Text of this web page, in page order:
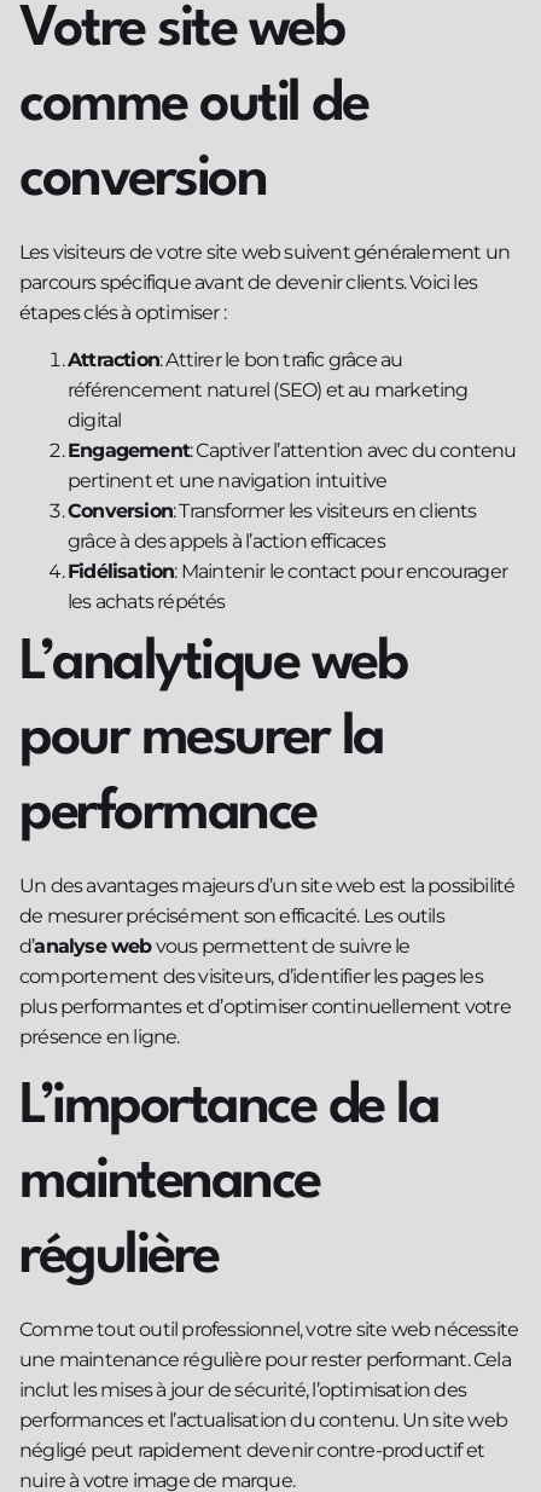
Votre site web
comme outil de
conversion
Les visiteurs de votre site web suivent généralement un
parcours spécifique avant de devenir clients. Voici les
étapes clés à optimiser :
Attraction: Attirer le bon trafic grâce au
référencement naturel (SEO) et au marketing
digital
Engagement: Captiver l’attention avec du contenu
pertinent et une navigation intuitive
Conversion: Transformer les visiteurs en clients
grâce à des appels à l’action efficaces
Fidélisation: Maintenir le contact pour encourager
les achats répétés
L’analytique web
pour mesurer la
performance
Un des avantages majeurs d’un site web est la possibilité
de mesurer précisément son efficacité. Les outils
d’analyse webvous permettent de suivre le
comportement des visiteurs, d’identifier les pages les
plus performantes et d’optimiser continuellement votre
présence en ligne.
L’importance de la
maintenance
régulière
Comme tout outil professionnel, votre site web nécessite
une maintenance régulière pour rester performant. Cela
inclut les mises à jour de sécurité, l’optimisation des
performances et l’actualisation du contenu. Un site web
négligé peut rapidement devenir contre-productif et
nuire à votre image de marque.